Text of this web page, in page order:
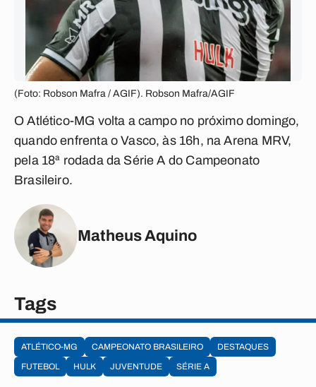
(Foto: Robson Mafra / AGIF). Robson Mafra/AGIF
O Atlético-MG volta a campo no próximo domingo,
quando enfrenta o Vasco, às 16h, na Arena MRV,
pela 18ª rodada da Série A do Campeonato
Brasileiro.
Matheus Aquino
Tags
ATLÉTICO-MG CAMPEONATO BRASILEIRO
DESTAQUES
FUTEBOL
HULK JUVENTUDE SÉRIE A